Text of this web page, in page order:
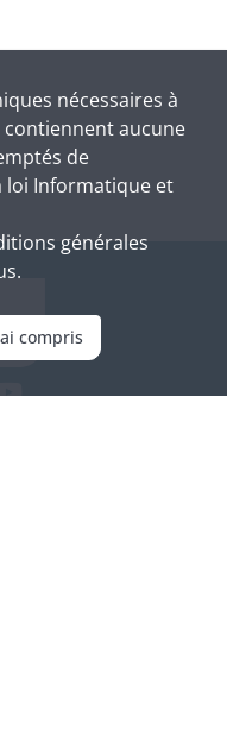
nécessaires à
aucune
de
loi Informatique et
générales
compris